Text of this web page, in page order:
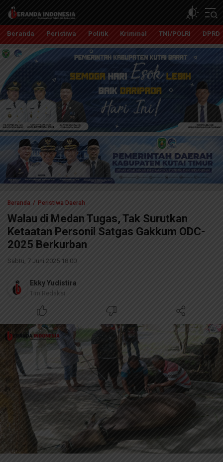
Beranda Indonesia
Independent, Tajam dan Terpercaya
Beranda Peristiwa Politik Kriminal TNI/POLRI DPRD
Beranda Peristiwa Daerah
Walau di Medan Tugas, Tak Surutkan
Ketaatan Personil Satgas Gakkum ODC-
2025 Berkurban
Sabtu, 7 Juni 2025 18:00
Ekky Yudistira
Tim Redaksi